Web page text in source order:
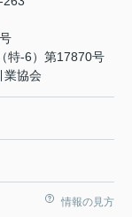
特-6）第17870号
業協会
情報の見方